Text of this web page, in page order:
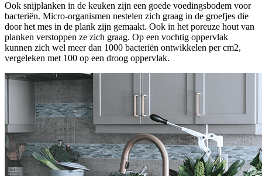
Ook snijplanken in de keuken zijn een goede voedingsbodem voor
bacteriën. Micro-organismen nestelen zich graag in de groefjes die
door het mes in de plank zijn gemaakt. Ook in het poreuze hout van
planken verstoppen ze zich graag. Op een vochtig oppervlak
kunnen zich wel meer dan 1000 bacteriën ontwikkelen per cm2,
vergeleken met 100 op een droog oppervlak.